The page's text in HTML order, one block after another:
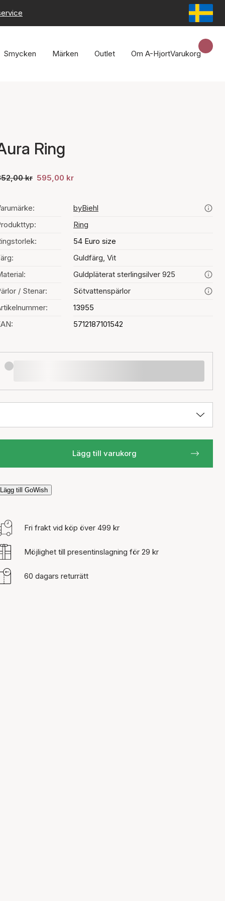
Smycken Märken Outlet Om A-HjortVarukorg
Ring
kr 595,00 kr
byBiehl
Ring
54 Euro size
Guldfärg, Vit
Guldpläterat sterlingsilver 925
/ Stenar:
Sötvattenspärlor
13955
5712187101542
Lägg till varukorg
Lägg till GoWish
Fri frakt vid köp över 499 kr
Möjlighet till presentinslagning för 29 kr
60 dagars returrätt